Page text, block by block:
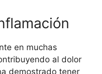
en muchas
al dolor
demostrado tener